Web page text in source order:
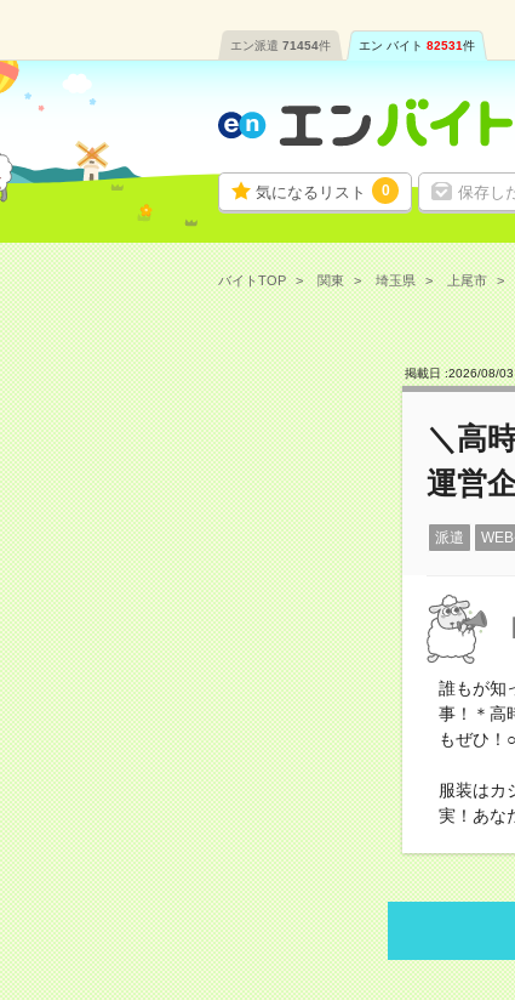
エン派遣 71454件 エン バイト 82531件
気になるリスト 0 保存し
バイトTOP 関東 埼玉県 上尾市
掲載日 :2026/08/03
＼高
運営
派遣
誰もが知
事！＊高
もぜひ！
服装はカ
実！あな